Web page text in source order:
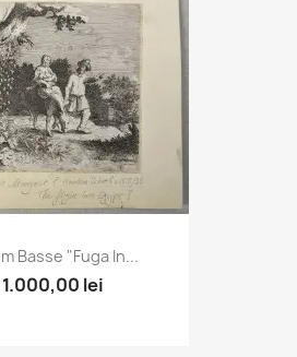
Basse "Fuga In...
1.000,00 lei